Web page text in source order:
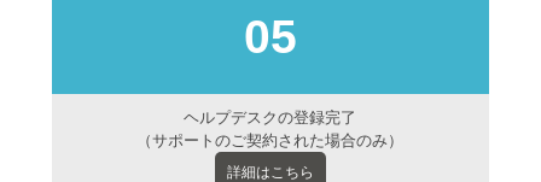
05
ヘルプデスクの登録完了
（サポートのご契約された場合のみ）
詳細はこちら